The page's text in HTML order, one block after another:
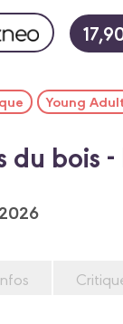
Young Adult
du bois